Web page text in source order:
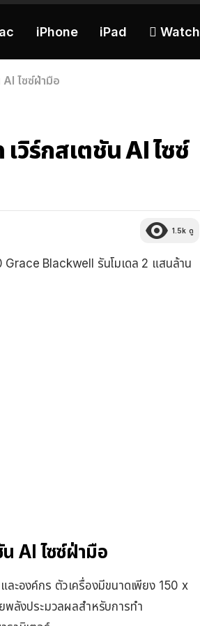
iPhone iPad  Watch
ไซซ์ฝ่ามือ
วิร์กสเตชัน AI ไซซ์
1.5k ดู
Grace Blackwell รันโมเดล 2 แสนล้าน
AI ไซซ์ฝ่ามือ
ะองค์กร ตัวเครื่องมีขนาดเพียง 150 x
ลังประมวลผลสำหรับการทำ